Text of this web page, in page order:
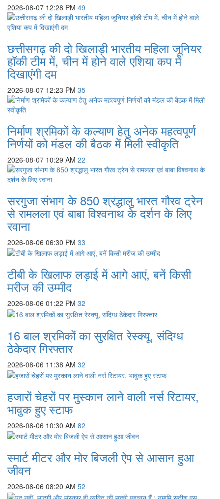
2026-08-07 12:28 PM 49
छत्तीसगढ़ की दो खिलाड़ी भारतीय महिला जूनियर
हॉकी टीम में, चीन में होने वाले एशिया कप में
दिखाएंगी दम
2026-08-07 12:23 PM 35
निर्माण श्रमिकों के कल्याण हेतु अनेक महत्वपूर्ण
निर्णयों को मंडल की बैठक में मिली स्वीकृति
2026-08-07 10:29 AM 22
सरगुजा संभाग के 850 श्रद्धालु भारत गौरव ट्रेन
से रामलला एवं बाबा विश्वनाथ के दर्शन के लिए
रवाना
2026-08-06 06:30 PM 33
टीबी के खिलाफ लड़ाई में आगे आएं, बनें किसी
मरीज की उम्मीद
2026-08-06 01:22 PM 32
16 बाल श्रमिकों का सुरक्षित रेस्क्यू, संदिग्ध
ठेकेदार गिरफ्तार
2026-08-06 11:38 AM 32
हजारों चेहरों पर मुस्कान लाने वाली नर्स रिटायर,
भावुक हुए स्टाफ
2026-08-06 10:30 AM 82
स्मार्ट मीटर और मोर बिजली ऐप से आसान हुआ
जीवन
2026-08-06 08:20 AM 52